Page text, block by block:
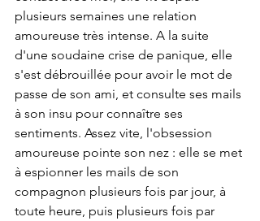
plusieurs semaines une relation
amoureuse très intense. A la suite
d'une soudaine crise de panique, elle
s'est débrouillée pour avoir le mot de
passe de son ami, et consulte ses mails
à son insu pour connaître ses
sentiments. Assez vite, l'obsession
amoureuse pointe son nez : elle se met
à espionner les mails de son
compagnon plusieurs fois par jour, à
toute heure, puis plusieurs fois par